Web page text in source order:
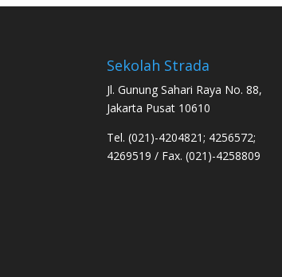
Sekolah Strada
Jl. Gunung Sahari Raya No. 88,
Jakarta Pusat 10610
Tel. (021)-4204821; 4256572;
4269519 / Fax. (021)-4258809